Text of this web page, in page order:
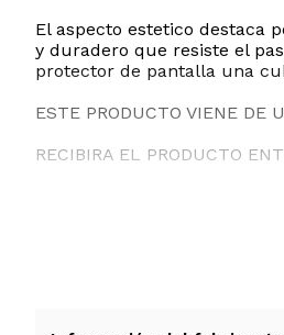
El aspecto estetico destaca
y duradero que resiste el
protector de pantalla una
ESTE PRODUCTO VIENE DE
RECIBIRA EL PRODUCTO